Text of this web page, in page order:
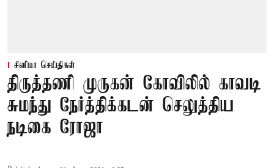
சினிமா செய்திகள்
திருத்தணி முருகன் கோவிலில் காவடி
சுமந்து நேர்த்திக்கடன் செலுத்திய
நடிகை ரோஜா